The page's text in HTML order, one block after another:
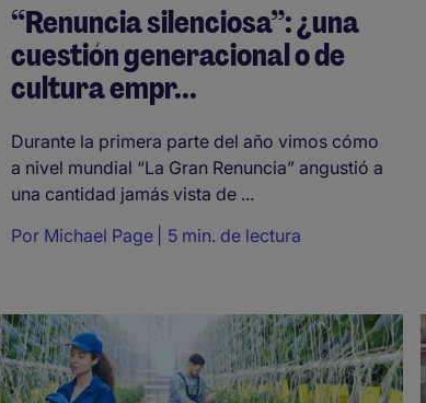
“Renuncia silenciosa”: ¿una
cuestión generacional o de
cultura empr...
Durante la primera parte del año vimos cómo
a nivel mundial “La Gran Renuncia” angustió a
una cantidad jamás vista de ...
Por Michael Page 5 min. de lectura